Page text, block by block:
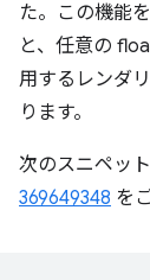
た。この機能
と、任意の
用するレンダ
ります。
次のスニペット
369649348 を